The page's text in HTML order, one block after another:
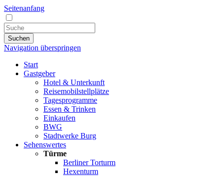
Seitenanfang
Suchen
Navigation überspringen
Start
Gastgeber
Hotel & Unterkunft
Reisemobilstellplätze
Tagesprogramme
Essen & Trinken
Einkaufen
BWG
Stadtwerke Burg
Sehenswertes
Türme
Berliner Torturm
Hexenturm